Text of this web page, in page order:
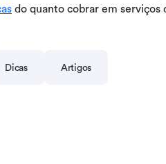
do quanto cobrar em serviços
Dicas Artigos